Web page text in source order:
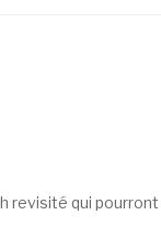
revisité qui